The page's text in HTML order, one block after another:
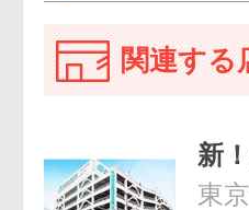
関連する
新
東